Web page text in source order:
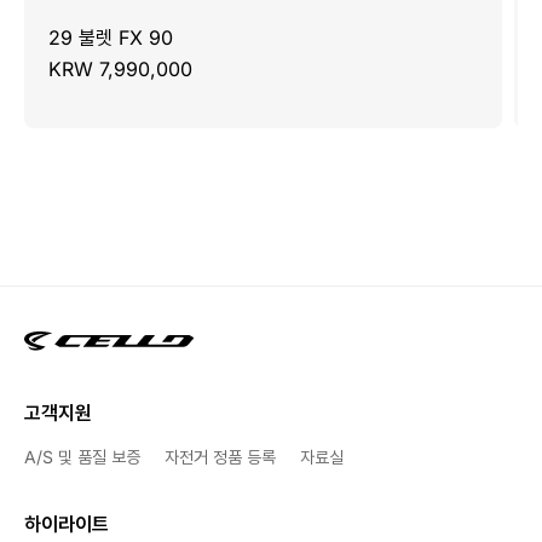
29 불렛 FX 90
KRW 7,990,000
고객지원
A/S 및 품질 보증 자전거 정품 등록 자료실
하이라이트